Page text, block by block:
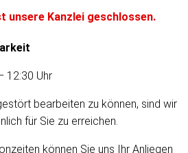
unsere Kanzlei geschlossen.
12:30 Uhr
bearbeiten zu können, sind wir
für Sie zu erreichen.
können Sie uns Ihr Anliegen